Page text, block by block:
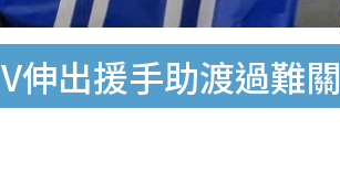
出援手助渡過難關